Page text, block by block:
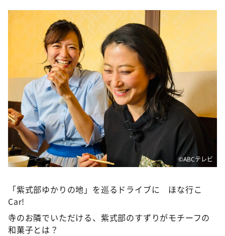
朝だ！生です旅サラダ
教えて！ニュースライブ 正義のミカタ
ＬＩＦＥ～夢のカタチ～
新婚さんいらっしゃい！
ポツンと一軒家
ザキ山小屋本館
ぺこぱのまるスポ
アナ回覧板
©️ABCテレビ
「紫式部ゆかりの地」を巡るドライブに ほな行こ
Car!
寺のお隣でいただける、紫式部のすずりがモチーフの
和菓子とは？